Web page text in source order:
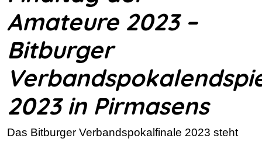
Amateure 2023 –
Bitburger
2023 in Pirmasens
Das Bitburger Verbandspokalfinale 2023 steht